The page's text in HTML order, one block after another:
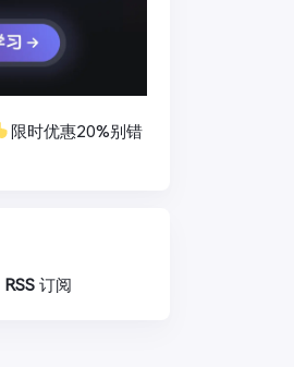
限时优惠20%别错
RSS 订阅